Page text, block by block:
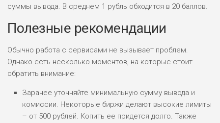
БЮДЖЕТ: НИЗКИЙ
ПОДОЙДЕТ
РИСКИ: НИЗКИЕ
ДОХОД: НИЗКИЙ
ВСЕМ
суммы вывода. В среднем 1 рубль обходится в 20 баллов.
Полезные рекомендации
Обычно работа с сервисами не вызывает проблем.
Однако есть несколько моментов, на которые стоит
обратить внимание:
Заранее уточняйте минимальную сумму вывода и
комиссии. Некоторые биржи делают высокие лимиты
– от 500 рублей. Копить ее придется долго. Также